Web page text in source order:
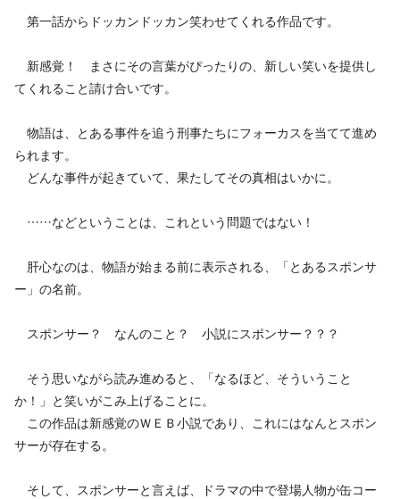
第一話からドッカンドッカン笑わせてくれる作品です。
新感覚！ まさにその言葉がぴったりの、新しい笑いを提供し
てくれること請け合いです。
物語は、とある事件を追う刑事たちにフォーカスを当てて進め
られます。
どんな事件が起きていて、果たしてその真相はいかに。
……などということは、これという問題ではない！
肝心なのは、物語が始まる前に表示される、「とあるスポンサ
ー」の名前。
スポンサー？ なんのこと？ 小説にスポンサー？？？
そう思いながら読み進めると、「なるほど、そういうこと
か！」と笑いがこみ上げることに。
この作品は新感覚のＷＥＢ小説であり、これにはなんとスポン
サーが存在する。
そして、スポンサーと言えば、ドラマの中で登場人物が缶コー